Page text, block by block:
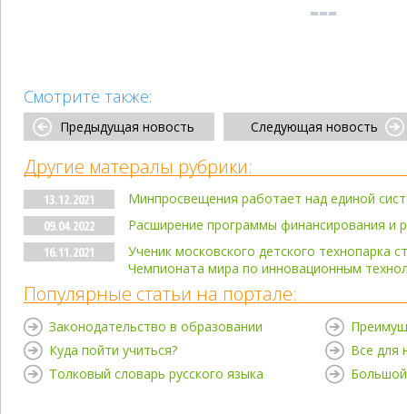
Смотрите также:
Предыдущая новость Следующая новость
Другие матералы рубрики:
13.12.2021
Минпросвещения работает над единой
09.04.2022
Расширение программы финансирования и
16.11.2021
Ученик московского детского технопарка
Чемпионата мира по инновационным
Популярные статьи на портале:
Законодательство в образовании
Куда пойти учиться?
Толковый словарь русского языка
Все для
Большой